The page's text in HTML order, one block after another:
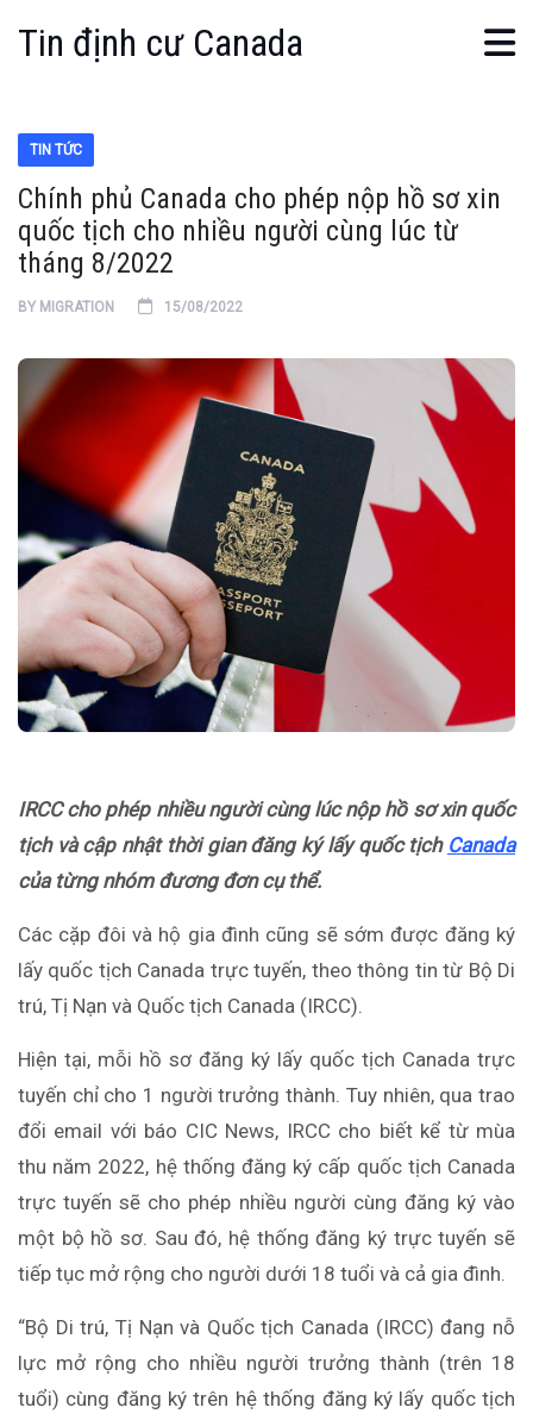
Tin định cư Canada
TIN TỨC
Chính phủ Canada cho phép nộp hồ sơ xin
quốc tịch cho nhiều người cùng lúc từ
tháng 8/2022
BY MIGRATION 15/08/2022
IRCC cho phép nhiều người cùng lúc nộp hồ sơ xin quốc
tịch và cập nhật thời gian đăng ký lấy quốc tịch Canada
của từng nhóm đương đơn cụ thể.
Các cặp đôi và hộ gia đình cũng sẽ sớm được đăng ký
lấy quốc tịch Canada trực tuyến, theo thông tin từ Bộ Di
trú, Tị Nạn và Quốc tịch Canada (IRCC).
Hiện tại, mỗi hồ sơ đăng ký lấy quốc tịch Canada trực
tuyến chỉ cho 1 người trưởng thành. Tuy nhiên, qua trao
đổi email với báo CIC News, IRCC cho biết kể từ mùa
thu năm 2022, hệ thống đăng ký cấp quốc tịch Canada
trực tuyến sẽ cho phép nhiều người cùng đăng ký vào
một bộ hồ sơ. Sau đó, hệ thống đăng ký trực tuyến sẽ
tiếp tục mở rộng cho người dưới 18 tuổi và cả gia đình.
“Bộ Di trú, Tị Nạn và Quốc tịch Canada (IRCC) đang nỗ
lực mở rộng cho nhiều người trưởng thành (trên 18
tuổi) cùng đăng ký trên hệ thống đăng ký lấy quốc tịch